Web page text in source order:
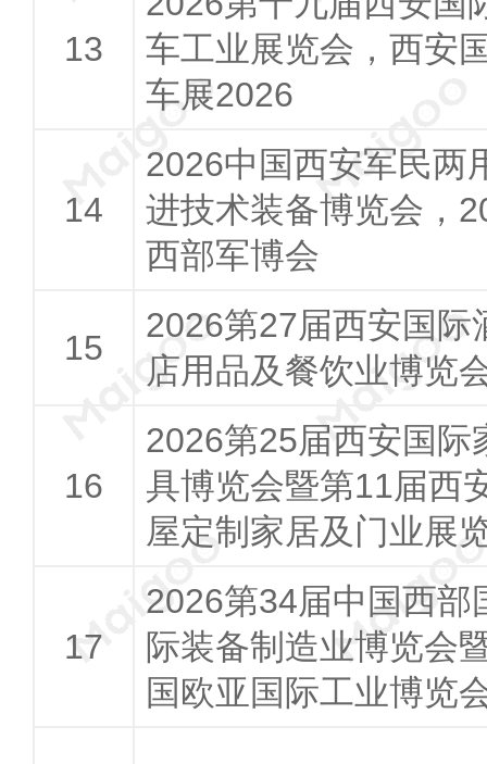
车工业展览会，西安
车展2026
2026中国西安军民两
进技术装备博览会，
西部军博会
2026第27届西安国际
店用品及餐饮业博览
2026第25届西安国际
具博览会暨第11届西
屋定制家居及门业展
2026第34届中国西部
际装备制造业博览会
国欧亚国际工业博览